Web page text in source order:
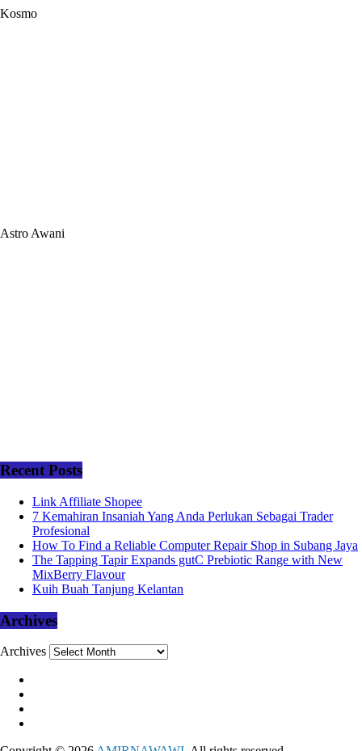
Kosmo
Astro Awani
Recent Posts
Link Affiliate Shopee
7 Kemahiran Insaniah Yang Anda Perlukan Sebagai Trader
Profesional
How To Find a Reliable Computer Repair Shop in Subang Jaya
The Tapping Tapir Expands gutC Prebiotic Range with New
MixBerry Flavour
Kuih Buah Tanjung Kelantan
Archives
Archives